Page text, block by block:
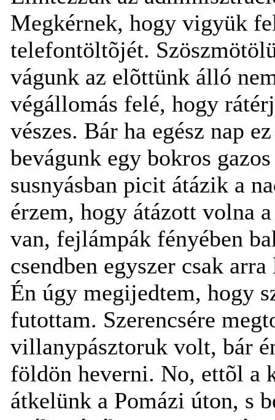
Megkérnek, hogy vigyük
telefontöltõjét.
vágunk az elõttünk álló
végállomás felé, hogy
vészes. Bár ha egész nap
bevágunk egy bokros
susnyásban picit átázik a
érzem, hogy átázott volna
van, fejlámpák fényében
csendben egyszer csak
Én úgy megijedtem, hogy
futottam. Szerencsére
villanypásztoruk volt, bár
földön heverni. No, ettõl a
átkelünk a Pomázi úton, s